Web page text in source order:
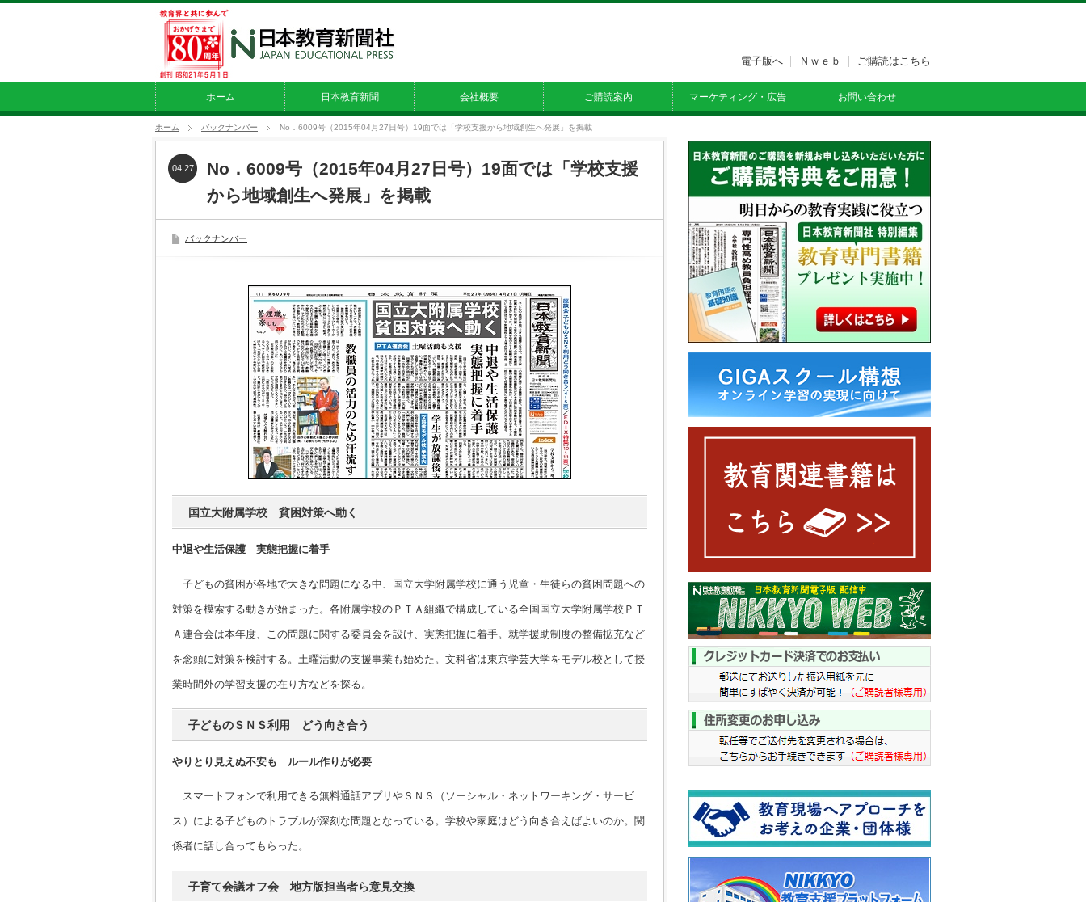
ホーム 日本教育新聞 会社概要 ご購読案内 マーケティング・広告 お問い合わせ
電子版へ Ｎｗｅｂ ご購読はこちら
ホーム バックナンバー No．6009号（2015年04月27日号）19面では「学校支援から地域創生へ発展」を掲載
No．6009号（2015年04月27日号）19面では「学校支援
から地域創生へ発展」を掲載
04.27
バックナンバー
国立大附属学校 貧困対策へ動く
中退や生活保護 実態把握に着手
子どもの貧困が各地で大きな問題になる中、国立大学附属学校に通う児童・生徒らの貧困問題への
対策を模索する動きが始まった。各附属学校のＰＴＡ組織で構成している全国国立大学附属学校ＰＴ
Ａ連合会は本年度、この問題に関する委員会を設け、実態把握に着手。就学援助制度の整備拡充など
を念頭に対策を検討する。土曜活動の支援事業も始めた。文科省は東京学芸大学をモデル校として授
業時間外の学習支援の在り方などを探る。
子どものＳＮＳ利用 どう向き合う
やりとり見えぬ不安も ルール作りが必要
スマートフォンで利用できる無料通話アプリやＳＮＳ（ソーシャル・ネットワーキング・サービ
ス）による子どものトラブルが深刻な問題となっている。学校や家庭はどう向き合えばよいのか。関
係者に話し合ってもらった。
子育て会議オフ会 地方版担当者ら意見交換